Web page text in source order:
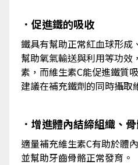
．促進鐵的吸收
鐵具有幫助正常紅血球形成
幫助氧氣輸送與利用等功效
素，而維生素C能促進鐵質
建議在補充鐵劑的同時攝取
．增進體內結締組織、
適量補充維生素C有助於體
並幫助牙齒骨骼正常發育。